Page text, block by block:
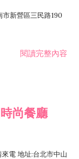
新營區三民路190
閱讀完整內容
尚餐廳
電 地址:台北市中山